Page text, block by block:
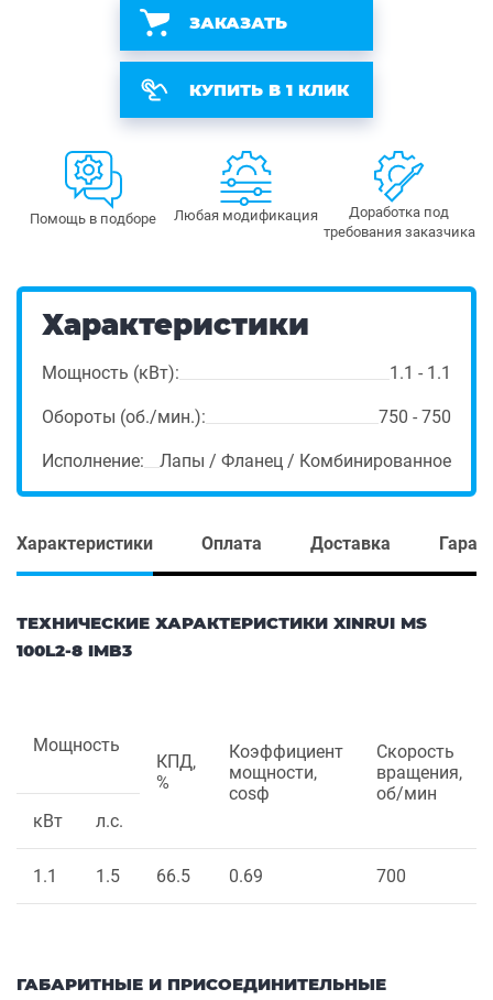
ЗАКАЗАТЬ
КУПИТЬ В 1 КЛИК
Помощь в подборе Любая модификация
Доработка под
требования заказчика
Характеристики
Мощность (кВт): 1.1 - 1.1
Обороты (об./мин.): 750 - 750
Исполнение: Лапы / Фланец / Комбинированное
Характеристики Оплата Доставка
ТЕХНИЧЕСКИЕ ХАРАКТЕРИСТИКИ XINRUI MS
100L2-8 IMB3
Мощность
КПД,
%
Коэффициент
мощности,
cosф
Скорость
вращения,
об/мин
кВт
л.с.
1.1 1.5 66.5 0.69 700
ГАБАРИТНЫЕ И ПРИСОЕДИНИТЕЛЬНЫЕ